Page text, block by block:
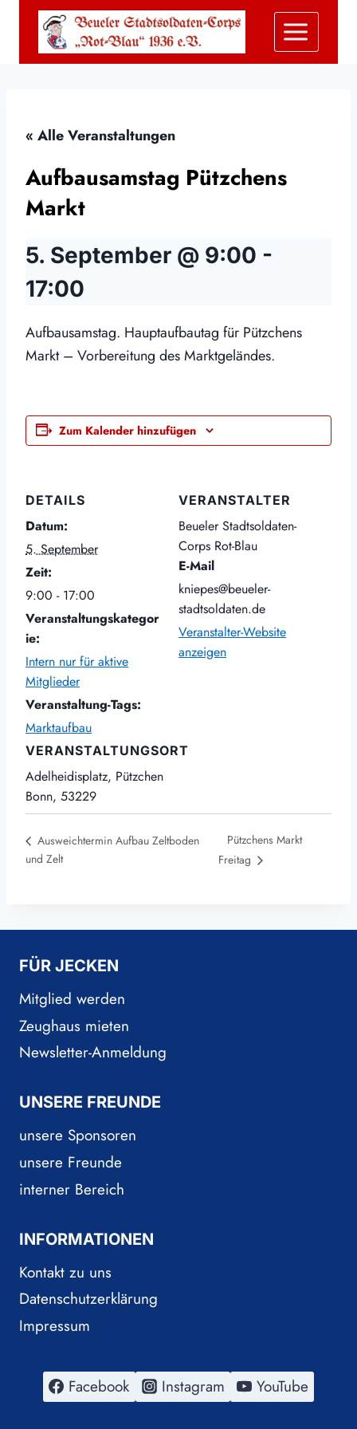
springen
« Alle Veranstaltungen
Aufbausamstag Pützchens
Markt
5. September @ 9:00 -
17:00
Aufbausamstag. Hauptaufbautag für Pützchens
Markt – Vorbereitung des Marktgeländes.
Zum Kalender hinzufügen
DETAILS
Datum:
5. September
Zeit:
9:00 - 17:00
Veranstaltungskategor
ie:
Intern nur für aktive
Mitglieder
Veranstaltung-Tags:
Marktaufbau
VERANSTALTUNGSORT
Adelheidisplatz, Pützchen
Bonn, 53229
VERANSTALTER
Beueler Stadtsoldaten-
Corps Rot-Blau
E-Mail
kniepes@beueler-
stadtsoldaten.de
Veranstalter-Website
anzeigen
Ausweichtermin Aufbau Zeltboden
und Zelt
Pützchens Markt
Freitag
FÜR JECKEN
Mitglied werden
Zeughaus mieten
Newsletter-Anmeldung
UNSERE FREUNDE
unsere Sponsoren
unsere Freunde
interner Bereich
INFORMATIONEN
Kontakt zu uns
Datenschutzerklärung
Impressum
Facebook Instagram YouTube